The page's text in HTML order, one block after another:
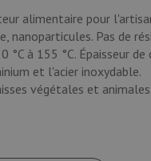
alimentaire pour
nanoparticules. Pas de
à 155 °C. Épaisseur de
et l'acier inoxydable.
végétales et animales.